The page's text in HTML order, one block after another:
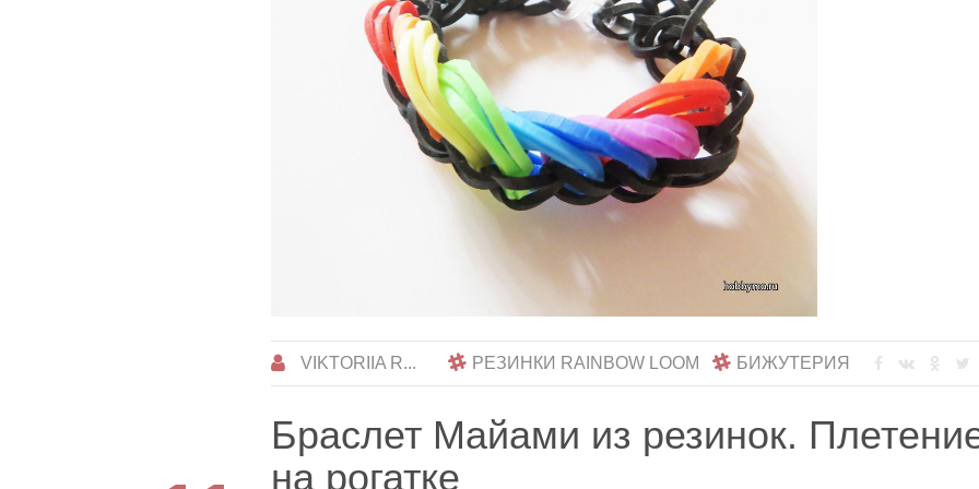
VIKTORIIA R... РЕЗИНКИ RAINBOW LOOM БИЖУТЕРИЯ
Браслет Майами из резинок.
на рогатке